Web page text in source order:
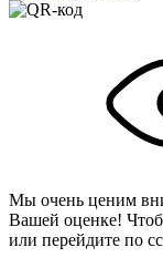
Мы очень ценим
Вашей оценке!
или перейдите по